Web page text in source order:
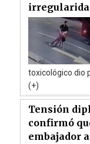
toxicológico dio
(+)
Tensión
confirmó
embajador